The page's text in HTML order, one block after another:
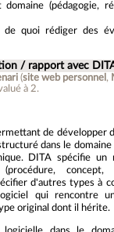
(pédagogie,
de quoi rédiger des
/ rapport avec
(site web personnel ,
à 2.
de développer
dans le domaine
DITA spécifie
concept,
d'autres types à
qui rencontre
original dont il hérite.